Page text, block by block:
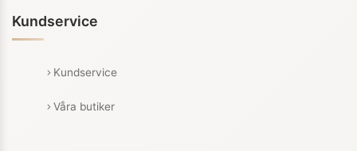
Kundservice
Kundservice
Våra butiker